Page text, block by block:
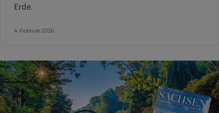
Erde.
4. Februar 2026